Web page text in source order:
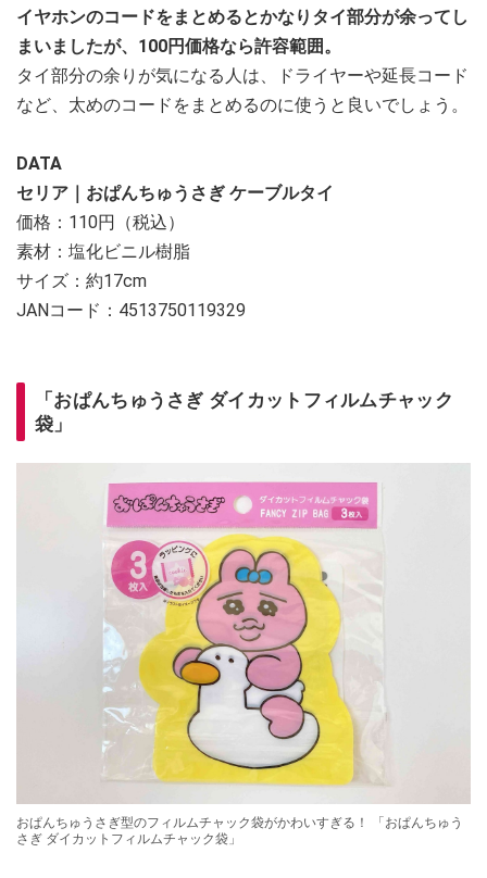
イヤホンのコードをまとめるとかなりタイ部分が余ってし
まいましたが、100円価格なら許容範囲。
タイ部分の余りが気になる人は、ドライヤーや延長コード
など、太めのコードをまとめるのに使うと良いでしょう。
DATA
セリア｜おぱんちゅうさぎ ケーブルタイ
価格：110円（税込）
素材：塩化ビニル樹脂
サイズ：約17cm
JANコード：4513750119329
「おぱんちゅうさぎ ダイカットフィルムチャック
袋」
おぱんちゅうさぎ型のフィルムチャック袋がかわいすぎる！ 「おぱんちゅう
さぎ ダイカットフィルムチャック袋」